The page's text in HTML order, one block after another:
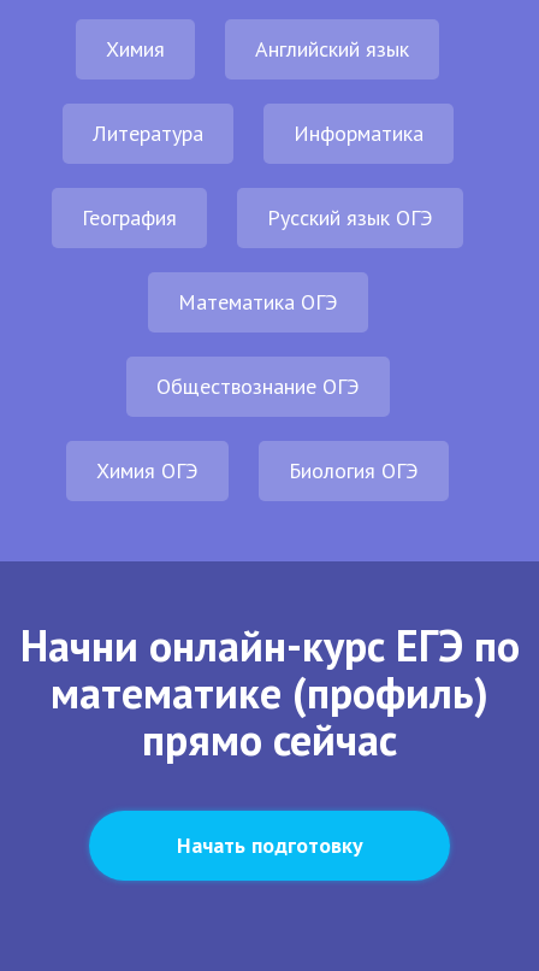
Химия Английский язык
Литература Информатика
География Русский язык ОГЭ
Математика ОГЭ
Обществознание ОГЭ
Химия ОГЭ Биология ОГЭ
Начни онлайн-курс ЕГЭ по
математике (профиль)
прямо сейчас
Начать подготовку